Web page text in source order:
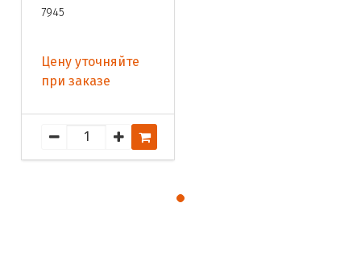
7945
Цену уточняйте
при заказе